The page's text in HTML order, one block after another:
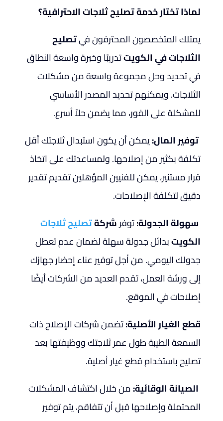
لماذا تختار خدمة تصليح ثلاجات الاحترافية؟
يمتلك المتخصصون المحترفون فيتصليح
الثلاجات في الكويتتدريبًا وخبرة واسعة النطاق
في تحديد وحل مجموعة واسعة من مشكلات
الثلاجات. ويمكنهم تحديد المصدر الأساسي
للمشكلة على الفور، مما يضمن حلاً أسرع.
توفير المال:يمكن أن يكون استبدال ثلاجتك أقل
تكلفة بكثير من إصلاحها. ولمساعدتك على اتخاذ
قرار مستنير، يمكن للفنيين المؤهلين تقديم تقدير
دقيق لتكلفة الإصلاحات.
سهولة الجدولة:توفرشركةتصليح ثلاجات
الكويتبدائل جدولة سهلة لضمان عدم تعطل
جدولك اليومي. من أجل توفير عناء إحضار جهازك
إلى ورشة العمل، تقدم العديد من الشركات أيضًا
إصلاحات في الموقع.
قطع الغيار الأصلية:تضمن شركات الإصلاح ذات
السمعة الطيبة طول عمر ثلاجتك ووظيفتها بعد
تصليح باستخدام قطع غيار أصلية.
الصيانة الوقائية:من خلال اكتشاف المشكلات
المحتملة وإصلاحها قبل أن تتفاقم، يتم توفير